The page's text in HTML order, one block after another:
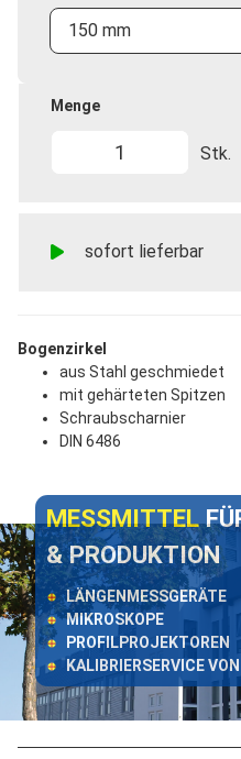
150 mm
Menge
Stk.
sofort lieferbar
Bogenzirkel
aus Stahl geschmiedet
mit gehärteten Spitzen
Schraubscharnier
DIN 6486
MESSMITTEL
& PRODUKTION
LÄNGENMESSGERÄTE
MIKROSKOPE
PROFILPROJEKTOREN
KALIBRIERSERVICE